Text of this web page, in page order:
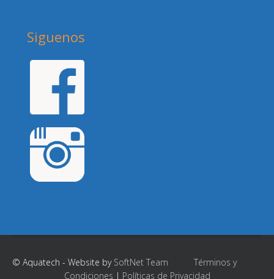
Siguenos
© Aquatech - Website by SoftNet Team
Términos y
Condiciones | Políticas de Privacidad